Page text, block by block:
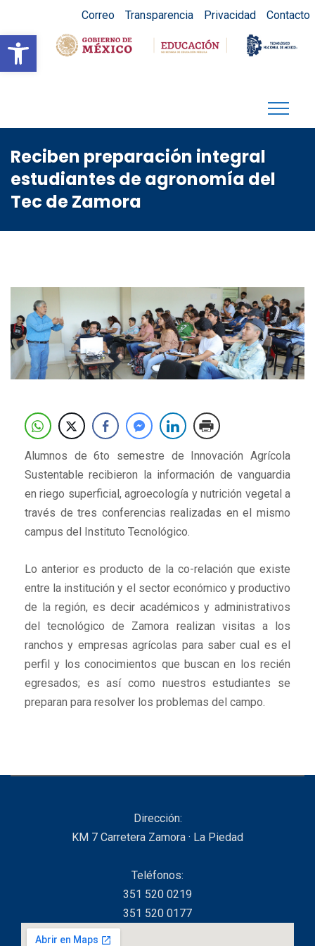
Abrir barra de herramientas
Correo Transparencia Privacidad Contacto
Reciben preparación integral
estudiantes de agronomía del
Tec de Zamora
Alumnos de 6to semestre de Innovación Agrícola
Sustentable recibieron la información de vanguardia
en riego superficial, agroecología y nutrición vegetal a
través de tres conferencias realizadas en el mismo
campus del Instituto Tecnológico.
Lo anterior es producto de la co-relación que existe
entre la institución y el sector económico y productivo
de la región, es decir académicos y administrativos
del tecnológico de Zamora realizan visitas a los
ranchos y empresas agrícolas para saber cual es el
perfil y los conocimientos que buscan en los recién
egresados; es así como nuestros estudiantes se
preparan para resolver los problemas del campo.
Dirección:
KM 7 Carretera Zamora · La Piedad
Teléfonos:
351 520 0219
351 520 0177